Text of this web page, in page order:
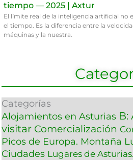
tiempo — 2025 | Axtur
El límite real de la inteligencia artificial no
el tiempo. Es la diferencia entre la
máquinas y la nuestra.
Categorías
Alojamientos en Asturias B:
visitar Comercialización
Picos de Europa. Montaña
Ciudades Lugares de